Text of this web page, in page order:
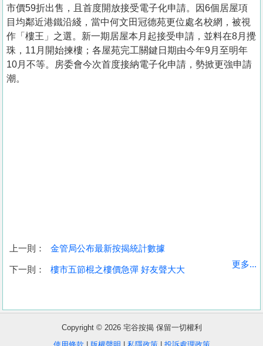
收
盤
市價59折出售，且首度開放接受電子化申請。因6個居屋項
目均鄰近港鐵沿綫，當中何文田冠德苑更位處名校網，被視
作「樓王」之選。新一期居屋本月起接受申請，並料在8月攪
珠，11月開始揀樓；各屋苑完工關鍵日期由今年9月至明年
10月不等。房委會今次首度接納電子化申請，勢掀更強申請
潮。
上一則： 金管局公布最新按揭統計數據
下一則： 樓市五節棍之樓價急彈 好友聲大大
更多...
Copyright © 2026 宅谷按揭 保留一切權利